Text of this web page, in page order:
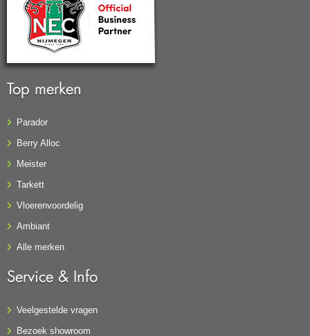
Top merken
Parador
Berry Alloc
Meister
Tarkett
Vloerenvoordelig
Ambiant
Alle merken
Service & Info
Veelgestelde vragen
Bezoek showroom